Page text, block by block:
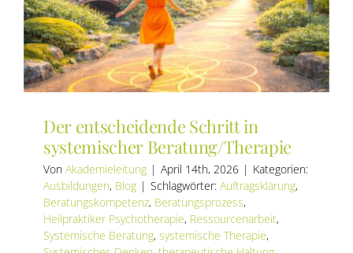
AUSBILDUNGEN
WEITERBILDUNGEN
SEMINARE / KURSE
AKTUELLES
SERVICE
Der entscheidende Schritt in
systemischer Beratung/Therapie
Von Akademieleitung | April 14th, 2026 | Kategorien:
Ausbildungen, Blog | Schlagwörter: Auftragsklärung,
Beratungskompetenz, Beratungsprozess,
Heilpraktiker Psychotherapie, Ressourcenarbeit,
Systemische Beratung, systemische Therapie,